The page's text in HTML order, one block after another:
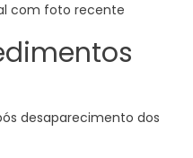
com foto recente
desaparecimento dos